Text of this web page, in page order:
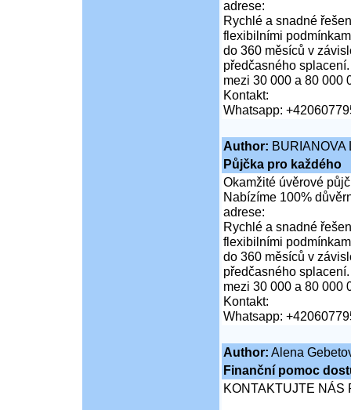
adrese:
Rychlé a snadné
flexibilními
do 360 měsíců v
předčasného
mezi 30 000 a 80 000
Kontakt:
Whatsapp:
Author: BURIANOVA
Půjčka pro každého
Okamžité úvěrové
Nabízíme 100%
adrese:
Rychlé a snadné
flexibilními
do 360 měsíců v
předčasného
mezi 30 000 a 80 000
Kontakt:
Whatsapp:
Author: Alena
Finanční pomoc
KONTAKTUJTE NÁS